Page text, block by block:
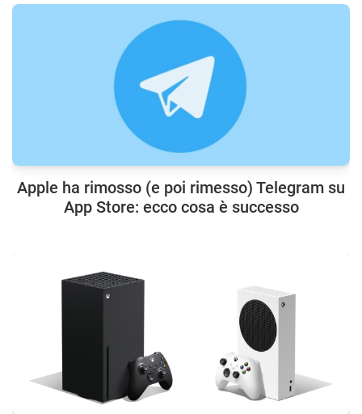
Apple ha rimosso (e poi rimesso) Telegram su
App Store: ecco cosa è successo